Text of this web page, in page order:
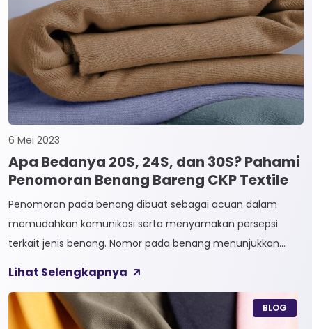
6 Mei 2023
Apa Bedanya 20S, 24S, dan 30S? Pahami
Penomoran Benang Bareng CKP Textile
Penomoran pada benang dibuat sebagai acuan dalam
memudahkan komunikasi serta menyamakan persepsi
terkait jenis benang. Nomor pada benang menunjukkan
penomoran sendiri terbagi menjadi dua, Tidak Langsung dan
Langsung. 1. Penomoran Tidak Langsung Penomoran Tidak
Langsung biasa diaplikasikan pada jenis Natural Fiber, seperti
Lihat Selengkapnya
BLOG